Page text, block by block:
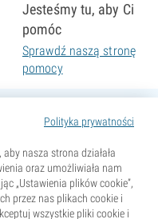
Polityka prywatności
nasza strona działała
oraz umożliwiała nam
„Ustawienia plików cookie”,
przez nas plikach cookie i
wszystkie pliki cookie i
Jesteśmy tu, aby Ci
pomóc
Sprawdź naszą stronę
pomocy